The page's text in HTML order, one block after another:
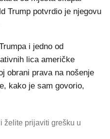
Trump potvrdio je njegovu
i jedno od
lica američke
obrani prava na nošenje
kako je sam govorio,
želite prijaviti grešku u